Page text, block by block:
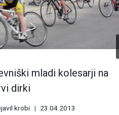
mladi kolesarji na
dirki
krobi 23.04.2013